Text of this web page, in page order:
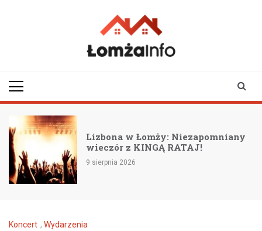
Niezapomniany
Finał kreatywnych
artystycznych w
wkrótce!
Koncert , Wydarzenia